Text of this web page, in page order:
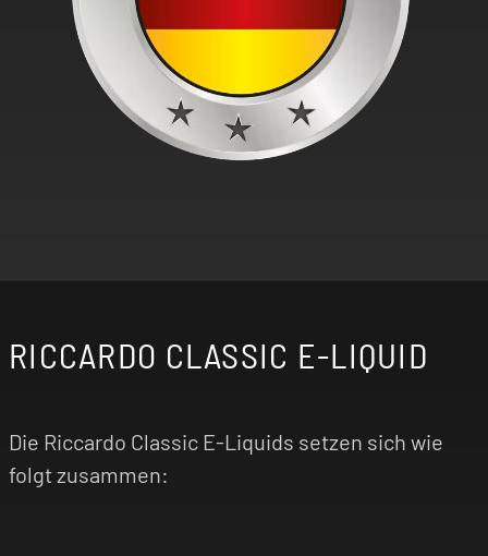
RICCARDO CLASSIC E-LIQUID
Die Riccardo Classic E-Liquids setzen sich wie
folgt zusammen: